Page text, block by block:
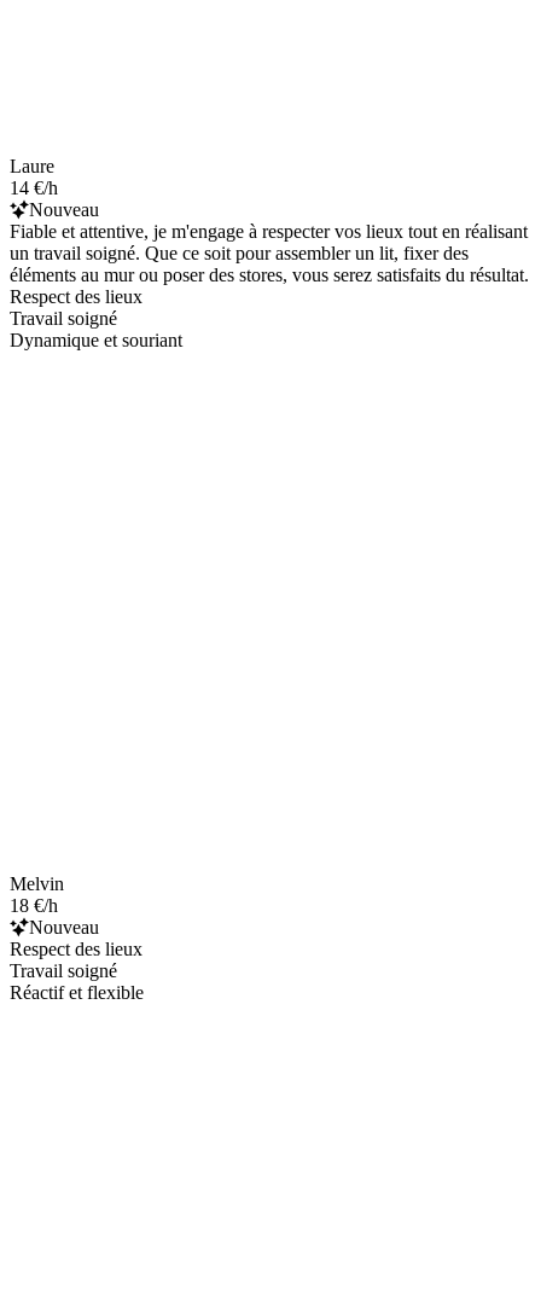
Laure
14 €/h
Nouveau
Fiable et attentive, je m'engage à respecter vos lieux tout en réalisant
un travail soigné. Que ce soit pour assembler un lit, fixer des
éléments au mur ou poser des stores, vous serez satisfaits du résultat.
Respect des lieux
Travail soigné
Dynamique et souriant
Melvin
18 €/h
Nouveau
Respect des lieux
Travail soigné
Réactif et flexible